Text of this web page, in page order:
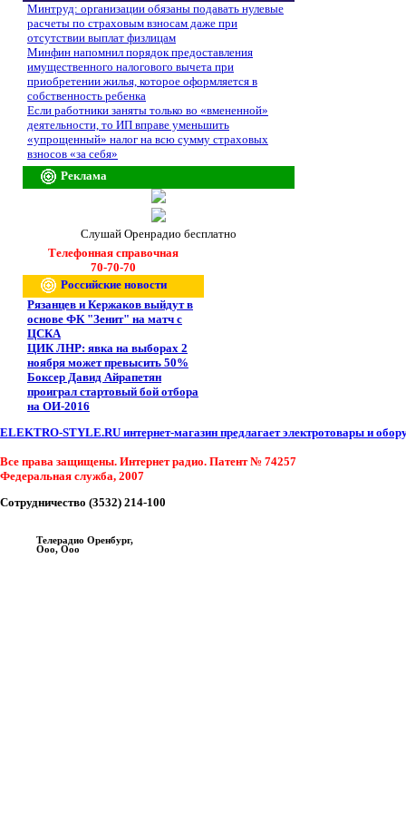
Минтруд: организации обязаны подавать нулевые
расчеты по страховым взносам даже при
отсутствии выплат физлицам
Минфин напомнил порядок предоставления
имущественного налогового вычета при
приобретении жилья, которое оформляется в
собственность ребенка
Если работники заняты только во «вмененной»
деятельности, то ИП вправе уменьшить
«упрощенный» налог на всю сумму страховых
взносов «за себя»
Реклама
Слушай Оренрадио бесплатно
Телефонная справочная
70-70-70
Российские новости
Рязанцев и Кержаков выйдут в
основе ФК "Зенит" на матч с
ЦСКА
ЦИК ЛНР: явка на выборах 2
ноября может превысить 50%
Боксер Давид Айрапетян
проиграл стартовый бой отбора
на ОИ-2016
ELEKTRO-STYLE.RU интернет-магазин предлагает электротовары и
Все права защищены. Интернет радио. Патент № 74257
Федеральная служба, 2007
Сотрудничество (3532) 214-100
Телерадио Оренбург,
Ооо, Ооо